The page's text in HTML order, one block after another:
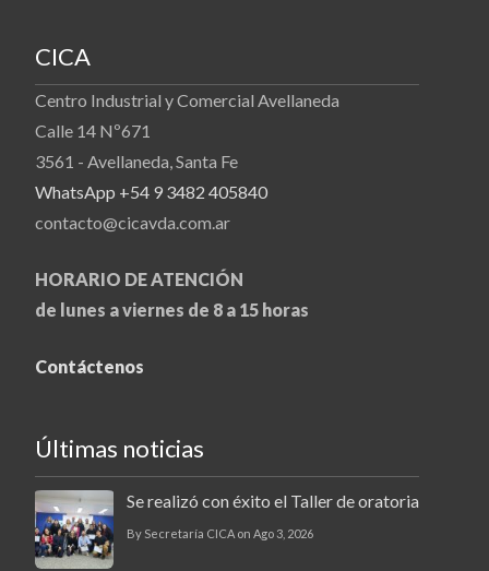
CICA
Centro Industrial y Comercial Avellaneda
Calle 14 Nº671
3561 - Avellaneda, Santa Fe
WhatsApp +54 9 3482 405840
contacto@cicavda.com.ar
HORARIO DE ATENCIÓN
de lunes a viernes de 8 a 15 horas
Contáctenos
Últimas noticias
Se realizó con éxito el Taller de oratoria
By Secretaría CICA on Ago 3, 2026